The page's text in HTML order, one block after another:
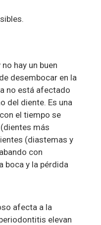
hay un buen
desembocar en la
no está afectado
del diente. Es una
el tiempo se
más
(diastemas y
con
boca y la pérdida
afecta a la
elevan